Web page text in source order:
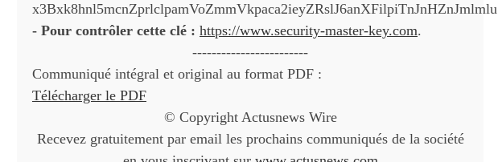
x3Bxk8hnl5mcnZprlclpamVoZmmVkpaca2ieyZRslJ6anXFilpiTnJnHZnJmlmlu
- Pour contrôler cette clé : https://www.security-master-key.com.
------------------------
Communiqué intégral et original au format PDF :
Télécharger le PDF
© Copyright Actusnews Wire
Recevez gratuitement par email les prochains communiqués de la société